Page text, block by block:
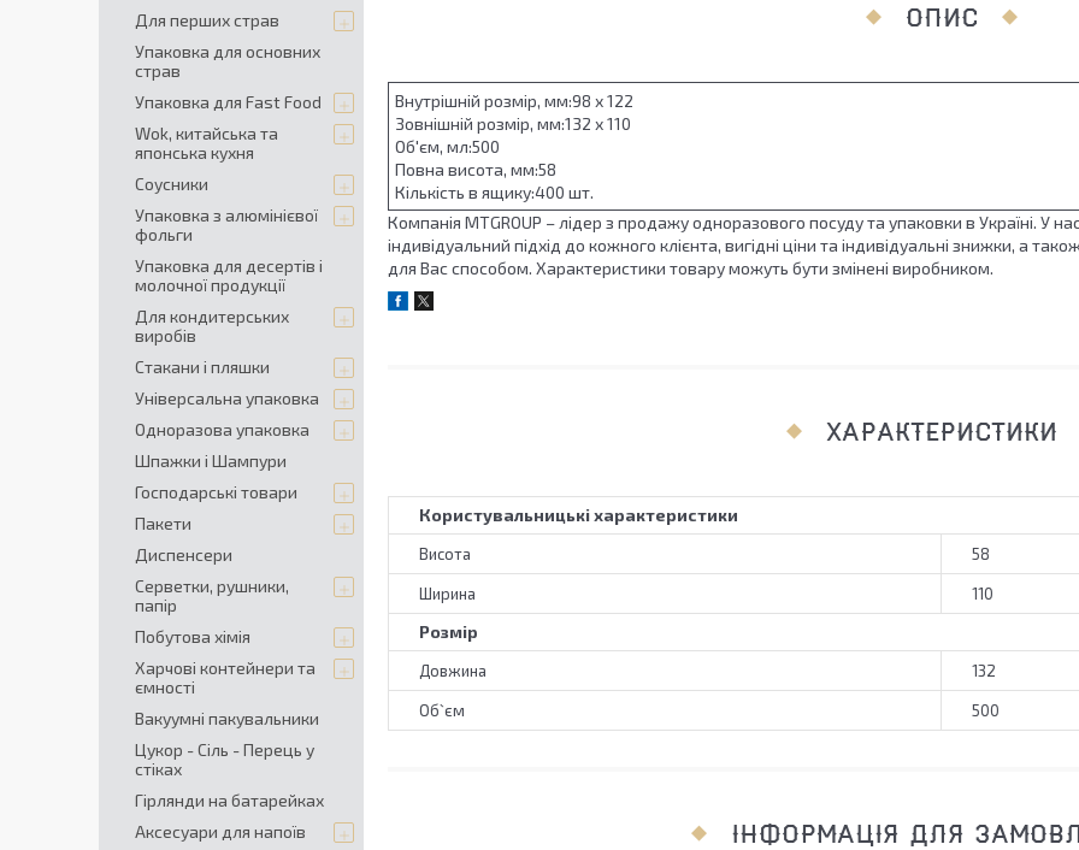
ОПИС
Внутрішній розмір, мм:98 х 122
Зовнішній розмір, мм:132 х 110
Об'єм, мл:500
Повна висота, мм:58
Кількість в ящику:400 шт.
Компанія MTGROUP – лідер з продажу одноразового посуду та упаковки в Україні. У
індивідуальний підхід до кожного клієнта, вигідні ціни та індивідуальні знижки, а
для Вас способом. Характеристики товару можуть бути змінені виробником.
ХАРАКТЕРИСТИКИ
Користувальницькі характеристики
Висота 58
Ширина 110
Розмір
Довжина 132
Об`єм 500
ІНФОРМАЦІЯ ДЛЯ
Для перших страв
Упаковка для основних
страв
Упаковка для Fast Food
Wok, китайська та
японська кухня
Соусники
Упаковка з алюмінієвої
фольги
Упаковка для десертів і
молочної продукції
Для кондитерських
виробів
Стакани і пляшки
Універсальна упаковка
Одноразова упаковка
Шпажки і Шампури
Господарські товари
Пакети
Диспенсери
Серветки, рушники,
папір
Побутова хімія
Харчові контейнери та
ємності
Вакуумні пакувальники
Цукор - Сіль - Перець у
стiках
Гірлянди на батарейках
Аксесуари для напоїв